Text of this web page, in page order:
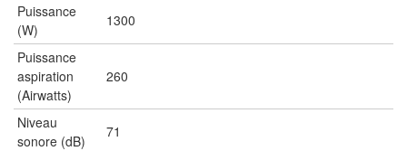
Puissance
(W)
1300
Puissance
aspiration
(Airwatts)
260
Niveau
sonore (dB)
71